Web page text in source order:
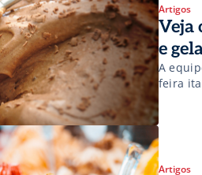
Artigos
Veja
e
A
feira
Artigos